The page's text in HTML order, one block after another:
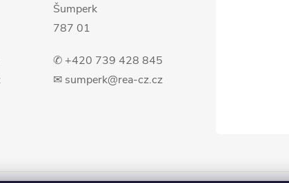
Šumperk
787 01
✆ +420 739 428 845
✉ sumperk@rea-cz.cz